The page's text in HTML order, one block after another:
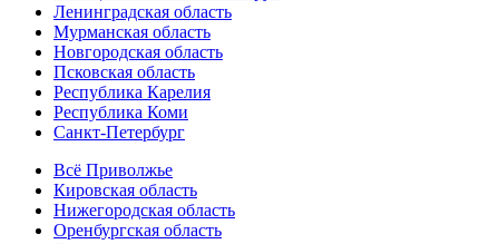
Ленинградская область
Мурманская область
Новгородская область
Псковская область
Республика Карелия
Республика Коми
Санкт-Петербург
Всё Приволжье
Кировская область
Нижегородская область
Оренбургская область